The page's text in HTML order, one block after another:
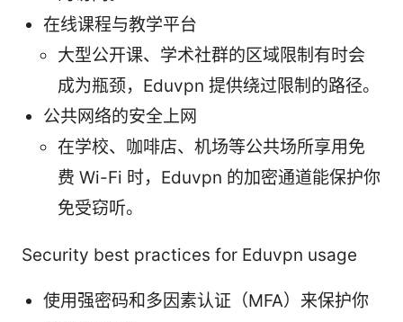
在线课程与教学平台
大型公开课、学术社群的区域限制有时会
成为瓶颈，Eduvpn 提供绕过限制的路径。
公共网络的安全上网
在学校、咖啡店、机场等公共场所享用免
费 Wi-Fi 时，Eduvpn 的加密通道能保护你
免受窃听。
Security best practices for Eduvpn usage
使用强密码和多因素认证（MFA）来保护你